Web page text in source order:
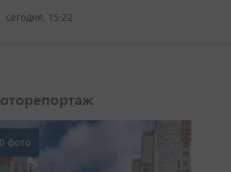
сегодня, 15:22
фото